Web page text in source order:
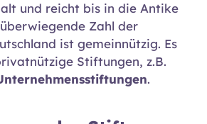
und reicht bis in die Antike
Zahl der
ist gemeinnützig. Es
Stiftungen, z.B.
.